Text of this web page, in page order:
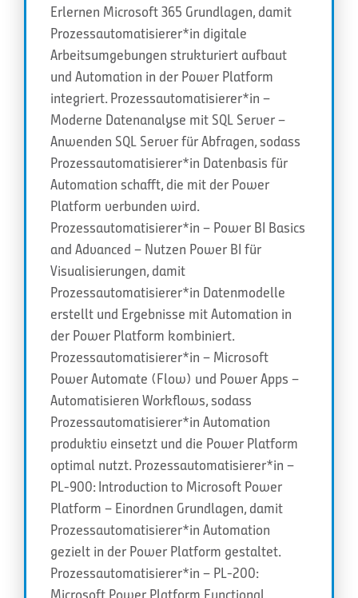
Erlernen Microsoft 365 Grundlagen, damit
Prozessautomatisierer*in digitale
Arbeitsumgebungen strukturiert aufbaut
und Automation in der Power Platform
integriert. Prozessautomatisierer*in –
Moderne Datenanalyse mit SQL Server –
Anwenden SQL Server für Abfragen, sodass
Prozessautomatisierer*in Datenbasis für
Automation schafft, die mit der Power
Platform verbunden wird.
Prozessautomatisierer*in – Power BI Basics
and Advanced – Nutzen Power BI für
Visualisierungen, damit
Prozessautomatisierer*in Datenmodelle
erstellt und Ergebnisse mit Automation in
der Power Platform kombiniert.
Prozessautomatisierer*in – Microsoft
Power Automate (Flow) und Power Apps –
Automatisieren Workflows, sodass
Prozessautomatisierer*in Automation
produktiv einsetzt und die Power Platform
optimal nutzt. Prozessautomatisierer*in –
PL-900: Introduction to Microsoft Power
Platform – Einordnen Grundlagen, damit
Prozessautomatisierer*in Automation
gezielt in der Power Platform gestaltet.
Prozessautomatisierer*in – PL-200:
Microsoft Power Platform Functional